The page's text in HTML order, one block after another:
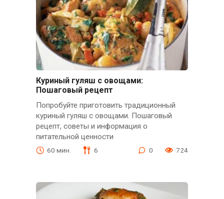
Куриный гуляш с овощами:
Пошаговый рецепт
Попробуйте приготовить традиционный
куриный гуляш с овощами. Пошаговый
рецепт, советы и информация о
питательной ценности
60 мин. 6 0 724